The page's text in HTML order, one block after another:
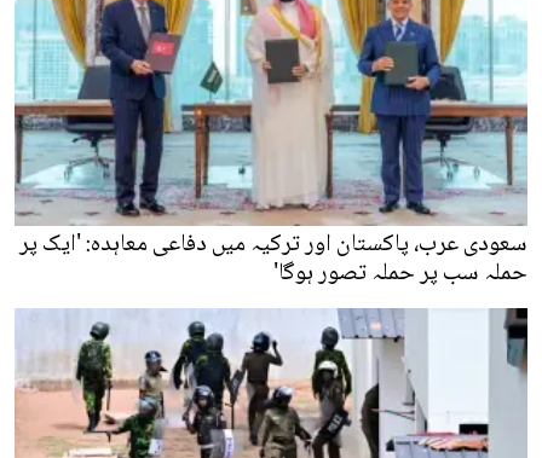
سعودی عرب، پاکستان اور ترکیہ میں دفاعی معاہدہ: 'ایک پر
حملہ سب پر حملہ تصور ہوگا'